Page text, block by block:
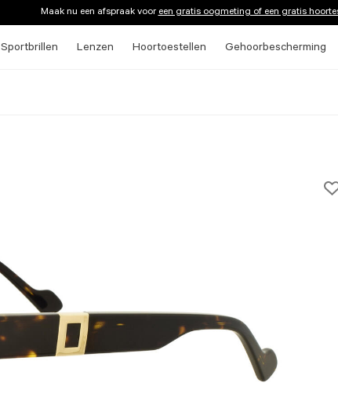
Maak nu een afspraak vooreen gratis oogmeting of een gratis
Sportbrillen Lenzen Hoortoestellen Gehoorbescherming